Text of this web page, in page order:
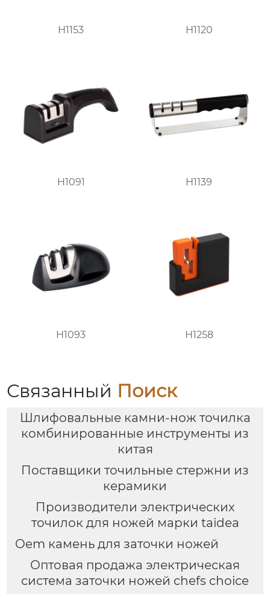
H1153 H1120
H1091 H1139
H1093 H1258
Связанный Поиск
Шлифовальные камни-нож точилка
комбинированные инструменты из
китая
Поставщики точильные стержни из
керамики
Производители электрических
точилок для ножей марки taidea
Oem камень для заточки ножей
Оптовая продажа электрическая
система заточки ножей chefs choice